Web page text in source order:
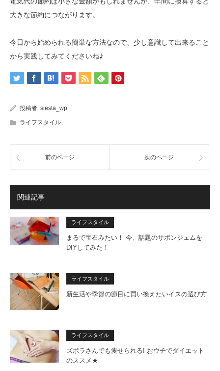
大きな節約につながります。
今日から始められる簡単な方法なので、少し意識して出来ること
から実践してみてくださいね♪
投稿者: siesta_wp
ライフスタイル
前のページ 次のページ
関連記事
ライフスタイル
まるで宝石みたい！ 今、話題のサボンジェムを
DIYしてみた！
ライフスタイル
新生活や季節の節目に買い換えたいイスの選び方
ライフスタイル
ズボラさんでも痩せられる! おウチでダイエット
のススメ★